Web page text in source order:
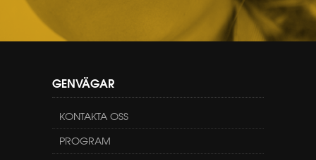
GENVÄGAR
KONTAKTA OSS
PROGRAM